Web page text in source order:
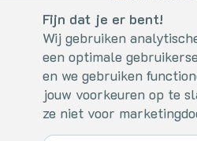
Fijn dat je er bent!
Wij gebruiken
een optimale
en we gebruiken
jouw voorkeuren op te
ze niet voor
5405 BS, Uden -
+31 (0)413 -
Algemene Voorwaarden/
Cookies
Fijn dat je er bent!
Wij gebruiken analytischecookies.
gebruikerservaring te bieden en we
cookies om jouw voorkeuren op te
voor marketingdoeleinden.